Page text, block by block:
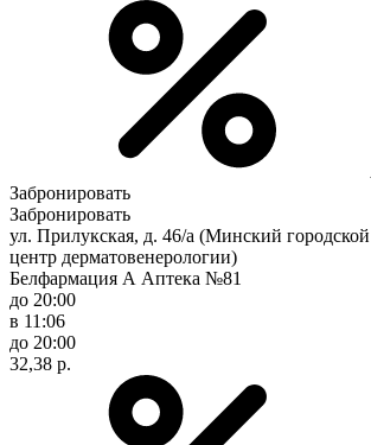
Забронировать
Забронировать
ул. Прилукская, д. 46/а (Минский
центр дерматовенерологии)
Белфармация А Аптека №81
до 20:00
в 11:06
до 20:00
32,38 р.